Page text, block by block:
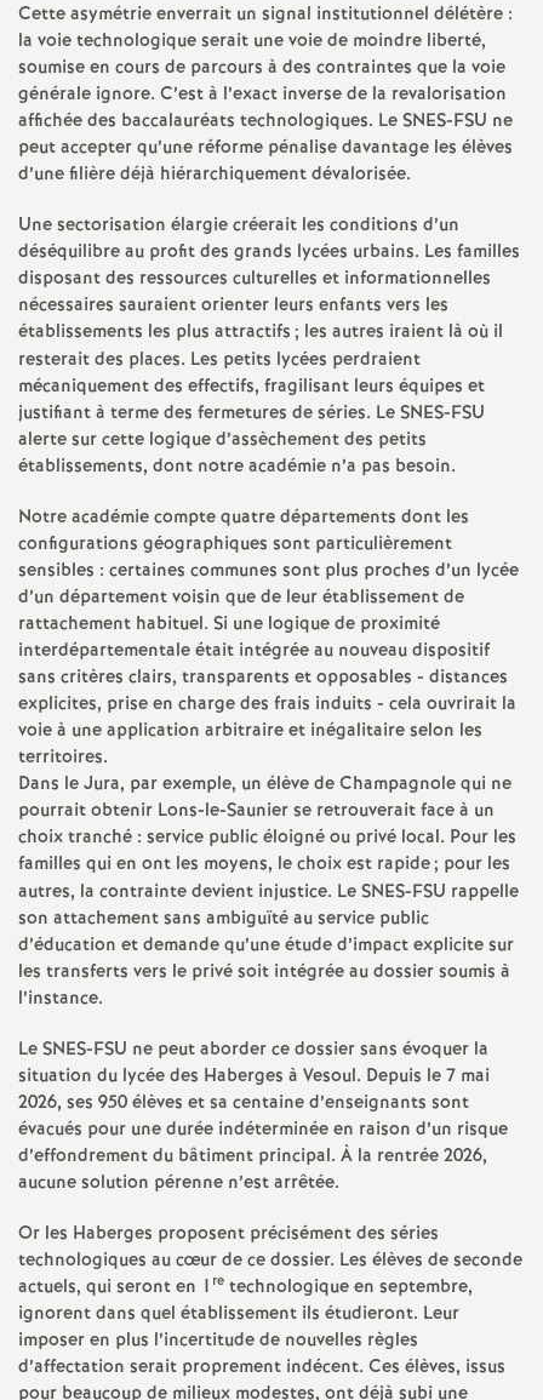
t
s
d
e
S
e
c
o
n
d
d
e
g
r
é
O
r
l
é
a
n
s
Cette asymétrie enverrait un signal institutionnel délétère :
la voie technologique serait une voie de moindre liberté,
soumise en cours de parcours à des contraintes que la voie
générale ignore. C’est à l’exact inverse de la revalorisation
affichée des baccalauréats technologiques. Le SNES-FSU ne
peut accepter qu’une réforme pénalise davantage les élèves
d’une filière déjà hiérarchiquement dévalorisée.
Une sectorisation élargie créerait les conditions d’un
déséquilibre au profit des grands lycées urbains. Les familles
disposant des ressources culturelles et informationnelles
nécessaires sauraient orienter leurs enfants vers les
établissements les plus attractifs; les autres iraient là où il
resterait des places. Les petits lycées perdraient
mécaniquement des effectifs, fragilisant leurs équipes et
justifiant à terme des fermetures de séries. Le SNES-FSU
alerte sur cette logique d’assèchement des petits
établissements, dont notre académie n’a pas besoin.
Notre académie compte quatre départements dont les
configurations géographiques sont particulièrement
sensibles : certaines communes sont plus proches d’un lycée
d’un département voisin que de leur établissement de
rattachement habituel. Si une logique de proximité
interdépartementale était intégrée au nouveau dispositif
sans critères clairs, transparents et opposables - distances
explicites, prise en charge des frais induits - cela ouvrirait la
voie à une application arbitraire et inégalitaire selon les
territoires.
Dans le Jura, par exemple, un élève de Champagnole qui ne
pourrait obtenir Lons-le-Saunier se retrouverait face à un
choix tranché : service public éloigné ou privé local. Pour les
familles qui en ont les moyens, le choix est rapide; pour les
autres, la contrainte devient injustice. Le SNES-FSU rappelle
son attachement sans ambiguïté au service public
d’éducation et demande qu’une étude d’impact explicite sur
les transferts vers le privé soit intégrée au dossier soumis à
l’instance.
Le SNES-FSU ne peut aborder ce dossier sans évoquer la
situation du lycée des Haberges à Vesoul. Depuis le 7 mai
2026, ses 950 élèves et sa centaine d’enseignants sont
évacués pour une durée indéterminée en raison d’un risque
d’effondrement du bâtiment principal. À la rentrée 2026,
aucune solution pérenne n’est arrêtée.
Or les Haberges proposent précisément des séries
technologiques au cœur de ce dossier. Les élèves de seconde
actuels, qui seront en 1 re technologique en septembre,
ignorent dans quel établissement ils étudieront. Leur
imposer en plus l’incertitude de nouvelles règles
d’affectation serait proprement indécent. Ces élèves, issus
pour beaucoup de milieux modestes, ont déjà subi une